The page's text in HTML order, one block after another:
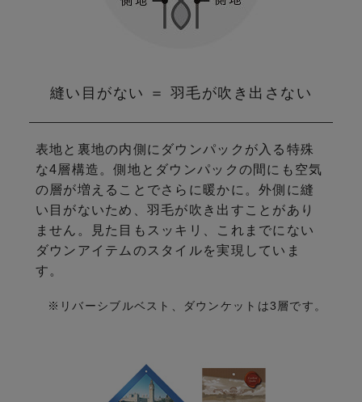
縫い目がない ＝ 羽毛が吹き出さない
表地と裏地の内側にダウンパックが入る特殊
な4層構造。側地とダウンパックの間にも空気
の層が増えることでさらに暖かに。外側に縫
い目がないため、羽毛が吹き出すことがあり
ません。
見た目もスッキリ、これまでにない
ダウンアイテムのスタイルを実現していま
す。
※リバーシブルベスト、ダウンケットは3層です。